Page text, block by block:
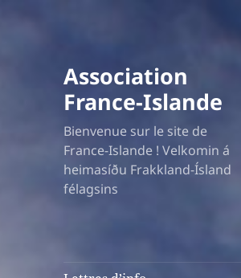
Association
France-Islande
Bienvenue sur le site de
France-Islande ! Velkomin á
heimasíðu Frakkland-Ísland
félagsins